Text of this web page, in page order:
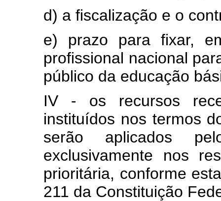
d) a fiscalização e o
e) prazo para fixar,
profissional nacional
público da educação
IV - os recursos
instituídos nos termos
serão aplicados
exclusivamente nos
prioritária, conforme
211 da Constituição